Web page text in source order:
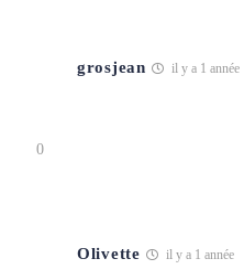
grosjean il y a 1 année
0
Olivette il y a 1 année